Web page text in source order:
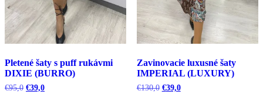
Pletené šaty s puff rukávmi
DIXIE (BURRO)
€95,0 Pôvodná
€39,0Aktuálna
Zavinovacie luxusné šaty
IMPERIAL (LUXURY)
€130,0 Pôvodná
€39,0Aktuálna